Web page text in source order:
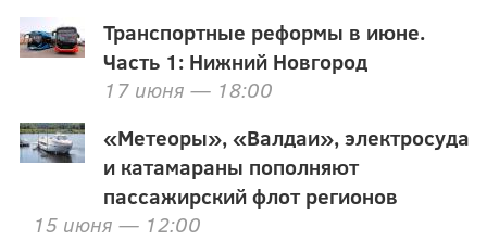
Транспортные реформы в июне.
Часть 1: Нижний Новгород
17 июня — 18:00
«Метеоры», «Валдаи», электросуда
и катамараны пополняют
пассажирский флот регионов
15 июня — 12:00